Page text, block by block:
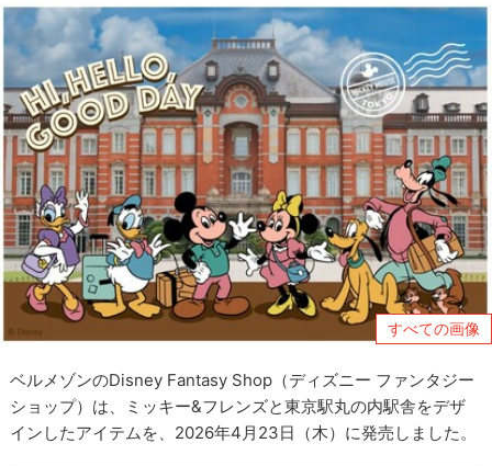
すべての画像
ベルメゾンのDisney Fantasy Shop（ディズニー ファンタジー
ショップ）は、ミッキー&フレンズと東京駅丸の内駅舎をデザ
インしたアイテムを、2026年4月23日（木）に発売しました。